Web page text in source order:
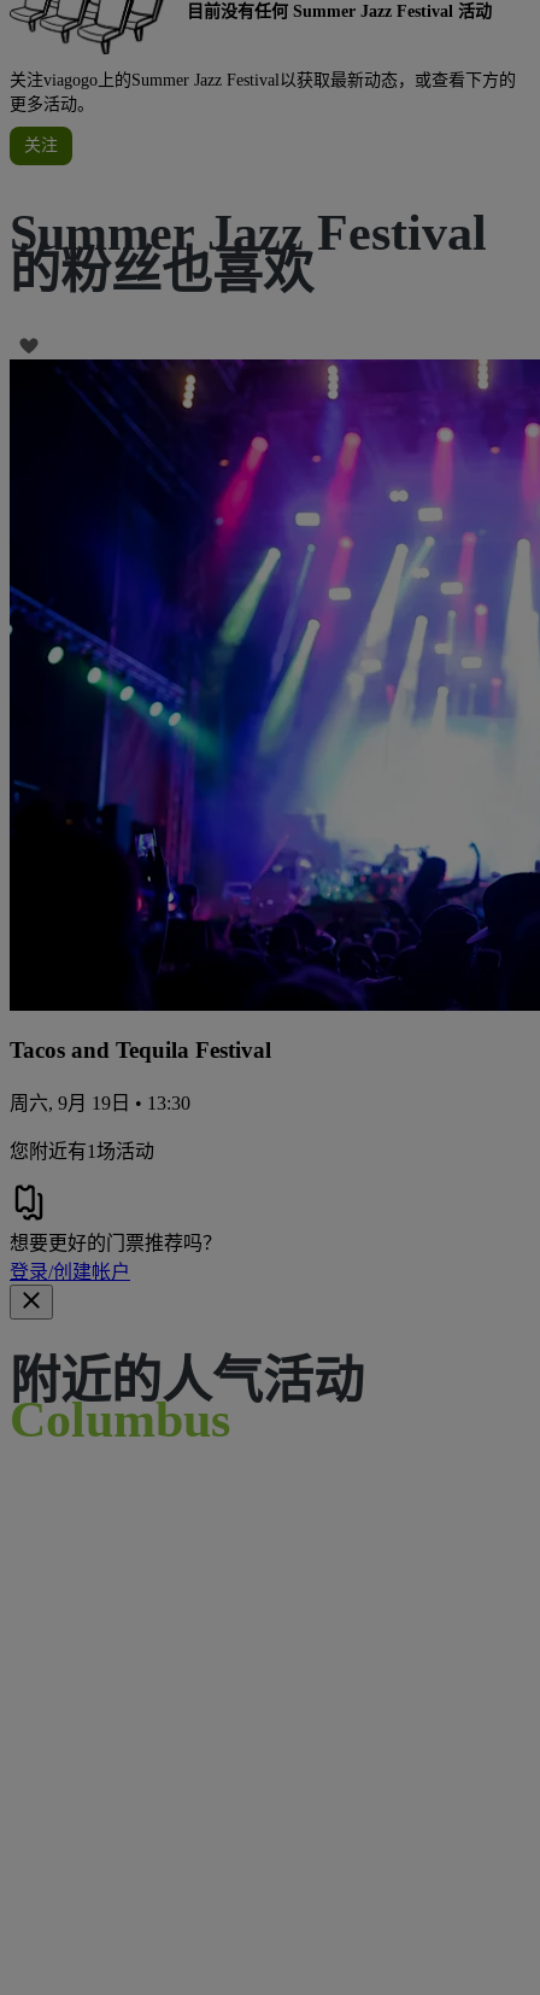
目前没有任何 Summer Jazz Festival 活动
关注viagogo上的Summer Jazz Festival以获取最新动态，或查看下方的
更多活动。
关注
Summer Jazz Festival
的粉丝也喜欢
Tacos and Tequila Festival
周六, 9月 19日 • 13:30
您附近有1场活动
想要更好的门票推荐吗？
登录/创建帐户
附近的人气活动
Columbus